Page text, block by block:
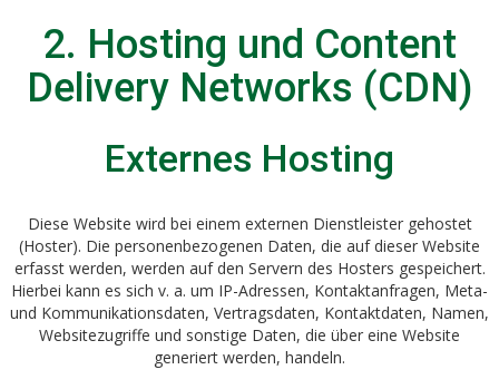
2. Hosting und Content
Delivery Networks (CDN)
Externes Hosting
Diese Website wird bei einem externen Dienstleister gehostet
(Hoster). Die personenbezogenen Daten, die auf dieser Website
erfasst werden, werden auf den Servern des Hosters gespeichert.
Hierbei kann es sich v. a. um IP-Adressen, Kontaktanfragen, Meta-
und Kommunikationsdaten, Vertragsdaten, Kontaktdaten, Namen,
Websitezugriffe und sonstige Daten, die über eine Website
generiert werden, handeln.